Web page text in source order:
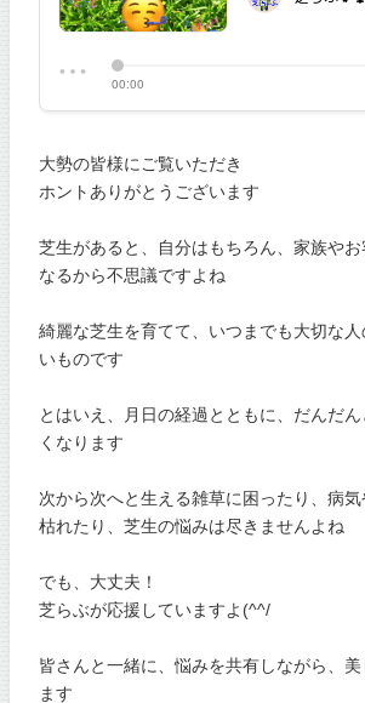
大勢の皆様にご覧いただき
ホントありがとうございます
芝生があると、自分はもちろん、家族や
なるから不思議ですよね
綺麗な芝生を育てて、いつまでも大切な
いものです
とはいえ、月日の経過とともに、だんだ
くなります
次から次へと生える雑草に困ったり、病
枯れたり、芝生の悩みは尽きませんよね
でも、大丈夫！
芝らぶが応援していますよ(^^/
皆さんと一緒に、悩みを共有しながら、美
ます